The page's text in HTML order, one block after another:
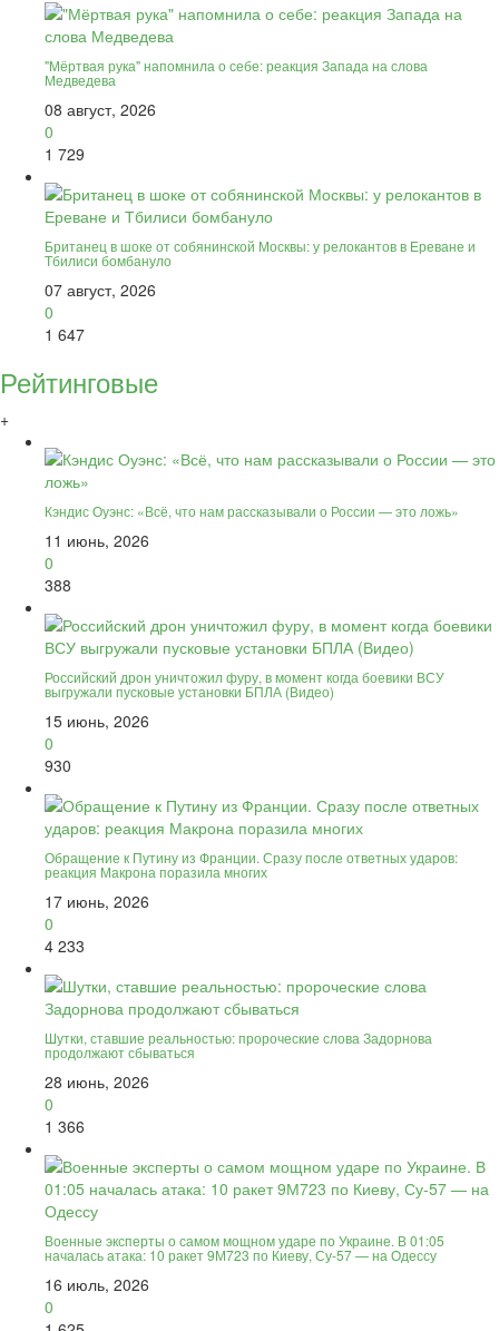
"Мёртвая рука" напомнила о себе: реакция Запада на слова
Медведева
08 август, 2026
0
1 729
Британец в шоке от собянинской Москвы: у релокантов в Ереване и
Тбилиси бомбануло
07 август, 2026
0
1 647
Рейтинговые
+
Кэндис Оуэнс: «Всё, что нам рассказывали о России — это ложь»
11 июнь, 2026
0
388
Российский дрон уничтожил фуру, в момент когда боевики ВСУ
выгружали пусковые установки БПЛА (Видео)
15 июнь, 2026
0
930
Обращение к Путину из Франции. Сразу после ответных ударов:
реакция Макрона поразила многих
17 июнь, 2026
0
4 233
Шутки, ставшие реальностью: пророческие слова Задорнова
продолжают сбываться
28 июнь, 2026
0
1 366
Военные эксперты о самом мощном ударе по Украине. В 01:05
началась атака: 10 ракет 9М723 по Киеву, Су-57 — на Одессу
16 июль, 2026
0